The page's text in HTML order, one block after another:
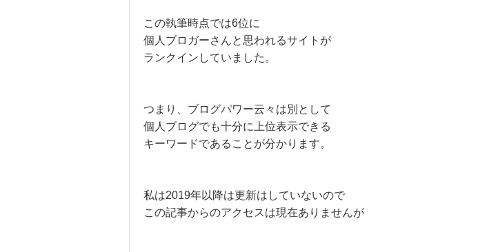
この執筆時点では6位に
個人ブロガーさんと思われるサイトが
ランクインしていました。
つまり、ブログパワー云々は別として
個人ブログでも十分に上位表示できる
キーワードであることが分かります。
私は2019年以降は更新はしていないので
この記事からのアクセスは現在ありませんが